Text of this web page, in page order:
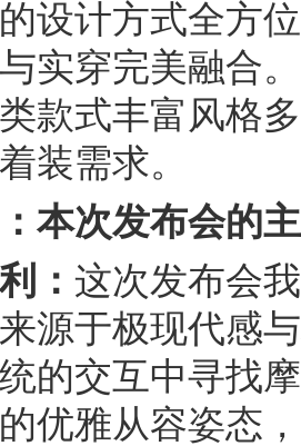
设计方式全方
实穿完美融合
款式丰富风格
装需求。
次发布会的主
： 这次发布会
源于极现代感
的交互中寻找
优雅从容姿态